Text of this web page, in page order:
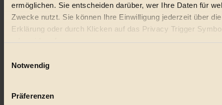
ermöglichen. Sie entscheiden darüber, wer Ihre Daten für
Zwecke nutzt. Sie können Ihre Einwilligung jederzeit über
Erklärung oder durch Klicken auf das Privacy Trigger
oder widerrufen
Wenn Sie es erlauben, würden wir auch gerne:
Ihr Gerät durch aktives Scannen nach bestimmten
Notwendig
Präferenzen